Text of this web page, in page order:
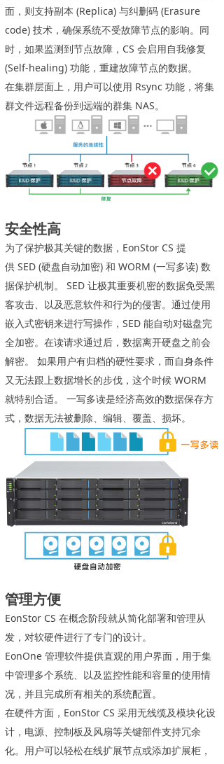
面，则支持副本 (Replica) 与纠删码 (Erasure
code) 技术，确保系统不受故障节点的影响。同
时，如果监测到节点故障，CS 会启用自我修复
(Self-healing) 功能，重建故障节点的数据。
在集群层面上，用户可以使用 Rsync 功能，将集
群文件远程备份到远端的群集 NAS。
安全性高
为了保护极其关键的数据，EonStor CS 提
供 SED (硬盘自动加密) 和 WORM (一写多读) 数
据保护机制。 SED 让极其重要机密的数据免受黑
客攻击、以及恶意软件和行为的侵害。通过使用
嵌入式密钥来进行写操作，SED 能自动对磁盘完
全加密。在读请求通过后，数据离开硬盘之前会
解密。 如果用户有归档的硬性要求，而自身条件
又无法跟上数据增长的步伐，这个时候 WORM
就特别合适。 一写多读是经济高效的数据保存方
式，数据无法被删除、编辑、覆盖、损坏。
管理方便
EonStor CS 在概念阶段就从简化部署和管理从
发，对软硬件进行了专门的设计。
EonOne 管理软件提供直观的用户界面，用于集
中管理多个系统、以及监控性能和容量的使用情
况，并且完成所有相关的系统配置。
在硬件方面，EonStor CS 采用无线缆及模块化设
计，电源、控制板及风扇等关键部件支持冗余
化。用户可以轻松在线扩展节点或添加扩展柜，